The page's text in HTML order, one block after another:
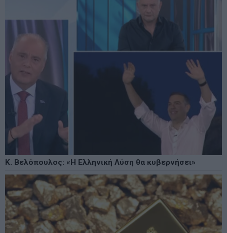
Κ. Βελόπουλος: «Η Ελληνική Λύση θα κυβερνήσει»